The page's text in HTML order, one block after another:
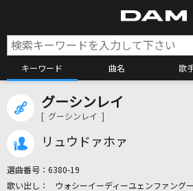
キーワード 曲名 歌
グーシンレイ
[ グーシンレイ ]
リュウドァホァ
選曲番号： 6380-19
ウォシーイーディーユェンファング